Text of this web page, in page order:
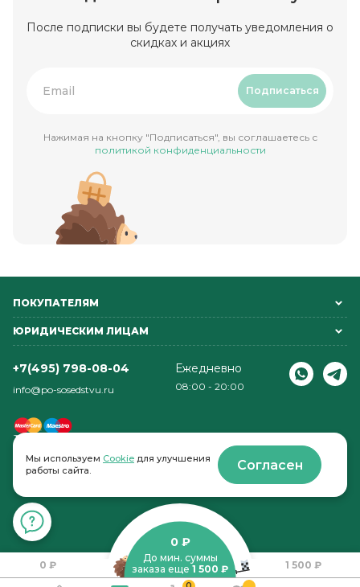
После подписки вы будете получать уведомления о
скидках и акциях
Подписаться
Нажимая на кнопку "Подписаться", вы соглашаетесь с
политикой конфиденциальности
ПОКУПАТЕЛЯМ
ЮРИДИЧЕСКИМ ЛИЦАМ
+7(495) 798-08-04
info@po-sosedstvu.ru
Ежедневно
08:00 - 20:00
© 2022-2026 . По соседству
0 ₽
0 ₽
До мин. суммы
заказа еще 1 500 ₽ 1 500 ₽
Мы используем Cookie для улучшения
работы сайта.
Согласен